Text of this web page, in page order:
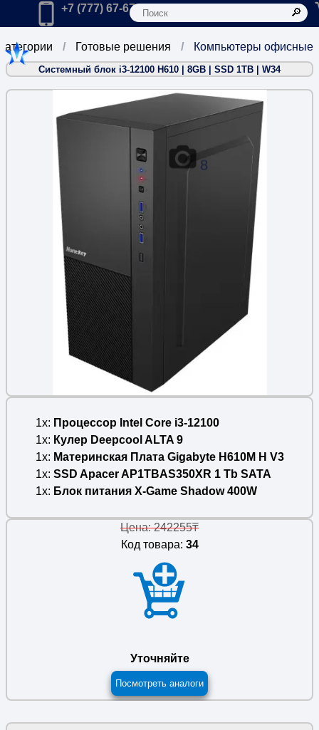
Главная
Позвонить в компанию по телефону:
+7 (777) 67-67-666
Компьютеры офисные
Готовые решения
Системный блок i3-12100 H610 | 8GB | SSD 1TB | W34
1x
Процессор Intel Core i3-12100
1x
Кулер Deepcool ALTA 9
1x
Материнская Плата Gigabyte H610M H V3
1x SSD Apacer AP1TBAS350XR 1 Tb SATA
1x
Блок питания X-Game Shadow 400W
Цена: 242255₸
Код товара: 34
Уточняйте
Посмотреть аналоги